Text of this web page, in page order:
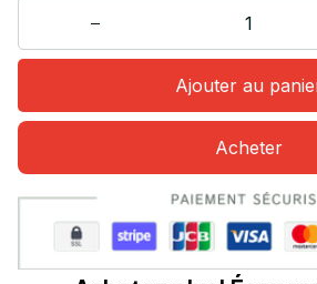
Ajouter au
Acheter